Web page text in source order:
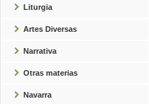
Liturgia
Artes Diversas
Narrativa
Otras materias
Navarra